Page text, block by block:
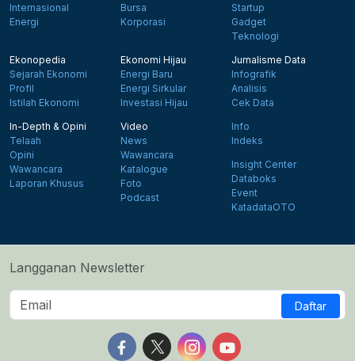
Internasional
Energi
Bursa
Korporasi
Startup
Gadget
Teknologi
Ekonopedia
Sejarah Ekonomi
Profil
Istilah Ekonomi
Ekonomi Hijau
Energi Baru
Energi Sirkular
Investasi Hijau
Jurnalisme Data
Infografik
Analisis
Cek Data
In-Depth & Opini
Telaah
Opini
Wawancara
Laporan Khusus
Video
News
Wawancara
Katalogue
Foto
Podcast
Info
Indeks
Insight Center
Databoks
Event
KatadataOTO
Langganan Newsletter
Daftar
Follow us on Facebook
Follow us on X
Follow us on Instagram
Follow us on